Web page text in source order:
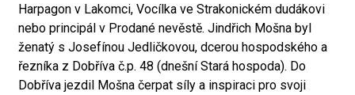
Harpagon v Lakomci, Vocílka ve Strakonickém dudákovi
nebo principál v Prodané nevěstě. Jindřich Mošna byl
ženatý s Josefínou Jedličkovou, dcerou hospodského a
řezníka z Dobříva č.p. 48 (dnešní Stará hospoda). Do
Dobříva jezdil Mošna čerpat síly a inspiraci pro svoji